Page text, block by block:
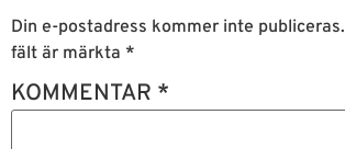
Din e-postadress kommer inte publiceras.
fält är märkta *
KOMMENTAR *